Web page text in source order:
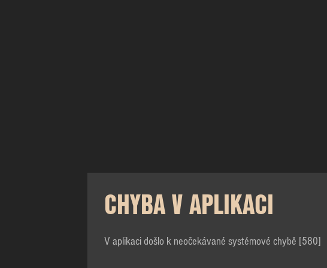
CHYBA V APLIKACI
V aplikaci došlo k neočekávané systémové chybě [580]